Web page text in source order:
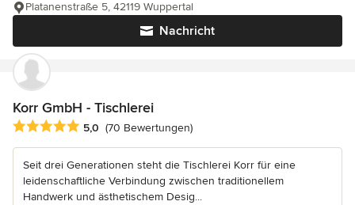
Nachricht
Platanenstraße 5, 42119 Wuppertal
Korr GmbH - Tischlerei
Durchschnittliche Bewertung: 5 von 5 Sternen
5,0 (70 Bewertungen)
Seit drei Generationen steht die Tischlerei Korr für eine
leidenschaftliche Verbindung zwischen traditionellem
Handwerk und ästhetischem Desig...